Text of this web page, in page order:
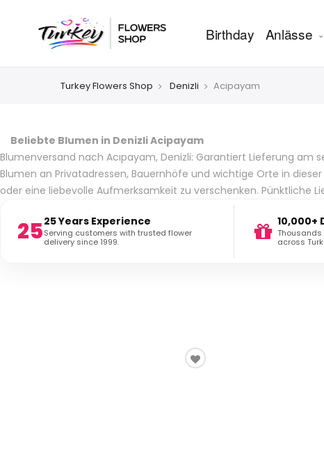
Birthday Anlässe
Turkey Flowers Shop Denizli Acipayam
Beliebte Blumen in Denizli Acipayam
Blumenversand nach Acıpayam, Denizli: Garantiert Lieferung
Blumen an Privatadressen, Bauernhöfe und wichtige Orte in
oder eine liebevolle Aufmerksamkeit zu verschenken. Pünktliche
2525 Years Experience
Serving customers with trusted flower
delivery since 1999.
10,000+
across